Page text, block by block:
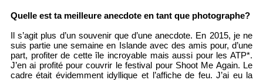
Quelle est ta meilleure anecdote en tant que photographe?
Il s’agit plus d’un souvenir que d’une anecdote. En 2015, je ne
suis partie une semaine en Islande avec des amis pour, d’une
part, profiter de cette île incroyable mais aussi pour les ATP*.
J’en ai profité pour couvrir le festival pour Shoot Me Again. Le
cadre était évidemment idyllique et l’affiche de feu. J’ai eu la